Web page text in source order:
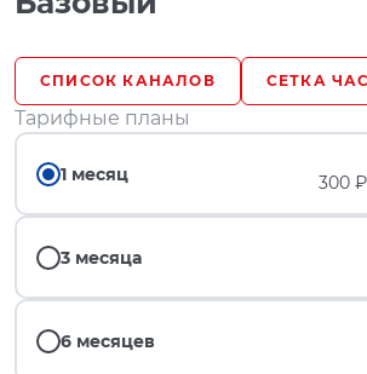
СПИСОК КАНАЛОВ СЕТКА
Тарифные планы
1 месяц
300
3 месяца
6 месяцев